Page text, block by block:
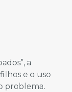
a
e o uso
problema.